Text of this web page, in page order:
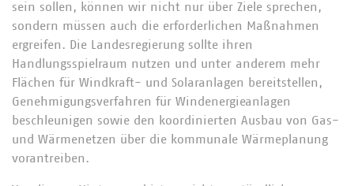
sein sollen, können wir nicht nur über Ziele sprechen,
sondern müssen auch die erforderlichen Maßnahmen
ergreifen. Die Landesregierung sollte ihren
Handlungsspielraum nutzen und unter anderem mehr
Flächen für Windkraft- und Solaranlagen bereitstellen,
Genehmigungsverfahren für Windenergieanlagen
beschleunigen sowie den koordinierten Ausbau von Gas-
und Wärmenetzen über die kommunale Wärmeplanung
vorantreiben.